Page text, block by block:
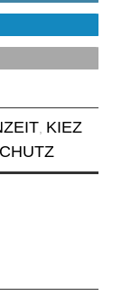
, KIEZ